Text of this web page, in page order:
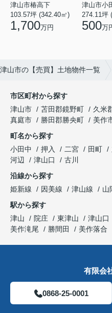
津山市椿高下
103.57坪 (342.40㎡)
1,700万円
津山市小
274.11坪
500万
津山市の【売買】土地物件一覧
市区町村から探す
津山市
苫田郡鏡野町 久米
真庭市
勝田郡勝央町 美作
町名から探す
小田中
押入 二宮 田町
河辺
津山口
古川
沿線から探す
姫新線
因美線 津山線 山
駅から探す
津山
院庄 東津山 津山口
美作滝尾
勝間田 美作落合
有限会
0868-25-0001